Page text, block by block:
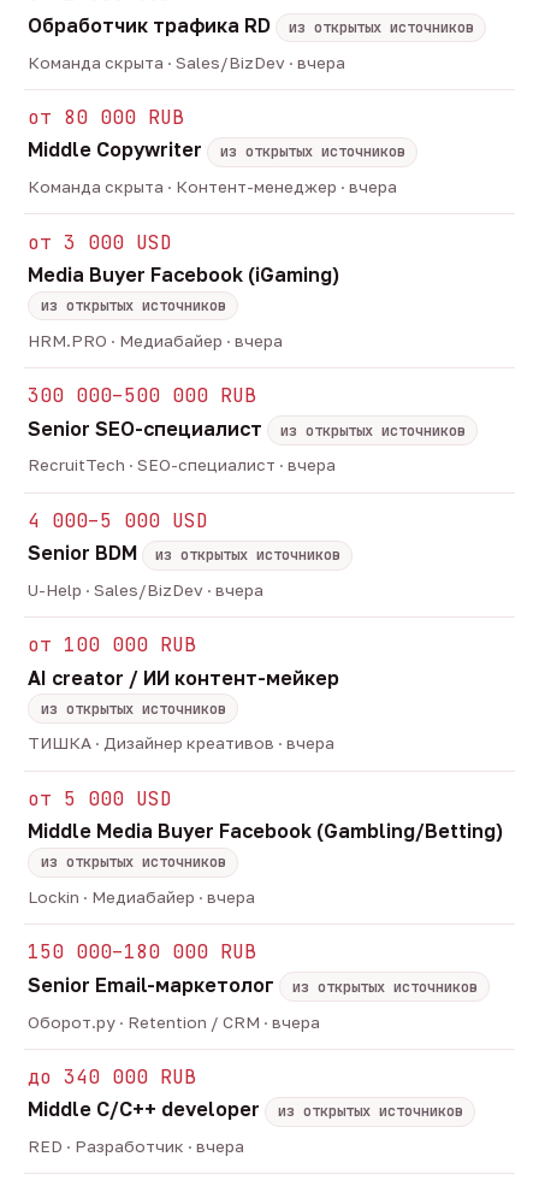
Обработчик трафика RD
из открытых источников
Команда скрыта · Sales/BizDev · вчера
от 80 000 RUB
Middle Copywriter
из открытых источников
Команда скрыта · Контент-менеджер · вчера
от 3 000 USD
Media Buyer Facebook (iGaming)
из открытых источников
HRM.PRO · Медиабайер · вчера
300 000–500 000 RUB
Senior SEO-специалист
из открытых источников
RecruitTech · SEO-специалист · вчера
4 000–5 000 USD
Senior BDM
из открытых источников
U-Help · Sales/BizDev · вчера
от 100 000 RUB
AI creator / ИИ контент-мейкер
из открытых источников
ТИШКА · Дизайнер креативов · вчера
от 5 000 USD
Middle Media Buyer Facebook (Gambling/Betting)
из открытых источников
Lockin · Медиабайер · вчера
150 000–180 000 RUB
Senior Email-маркетолог
из открытых источников
Оборот.ру · Retention / CRM · вчера
до 340 000 RUB
Middle C/C++ developer
из открытых источников
RED · Разработчик · вчера